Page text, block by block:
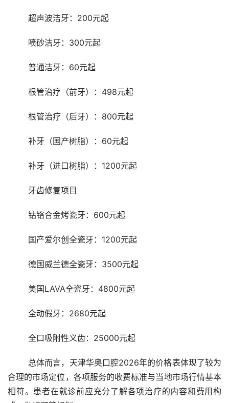
	超声波洁牙：200元起
	喷砂洁牙：300元起
	普通洁牙：60元起
	根管治疗（前牙）：498元起
	根管治疗（后牙）：800元起
	补牙（国产树脂）：60元起
	补牙（进口树脂）：1200元起
	牙齿修复项目
	钴铬合金烤瓷牙：600元起
	国产爱尔创全瓷牙：1200元起
	德国威兰德全瓷牙：3500元起
	美国LAVA全瓷牙：4800元起
	全动假牙：2680元起
	全口吸附性义齿：25000元起
合理的市场定位，各项服务的收费标准与当地市场行情基本
相符。患者在就诊前应充分了解各项治疗的内容和费用构